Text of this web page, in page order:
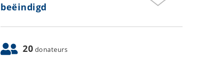
beëindigd
20 donateurs